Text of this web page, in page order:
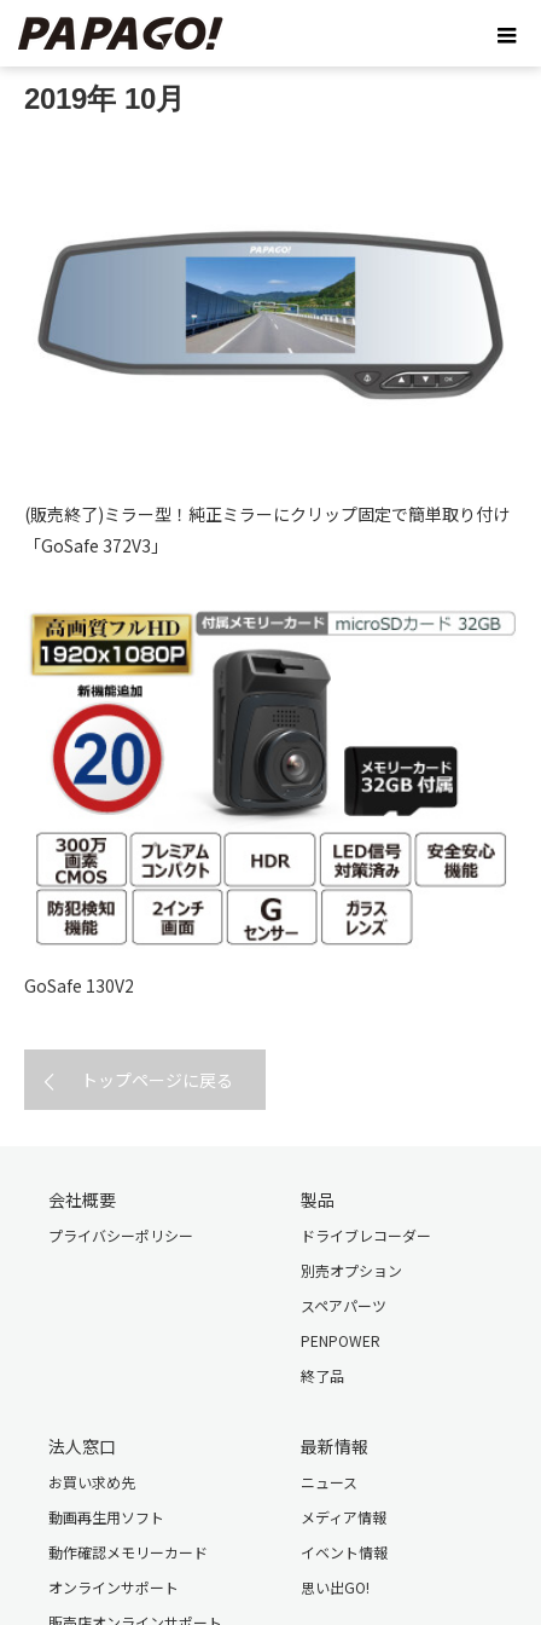
2019年 10月
2019年 10月
(販売終了)ミラー型！純正ミラーにクリップ固定で簡単取り付け
「GoSafe 372V3」
GoSafe 130V2
トップページに戻る
会社概要
プライバシーポリシー
製品
ドライブレコーダー
別売オプション
スペアパーツ
PENPOWER
終了品
法人窓口
お買い求め先
動画再生用ソフト
動作確認メモリーカード
オンラインサポート
最新情報
ニュース
メディア情報
イベント情報
思い出GO!